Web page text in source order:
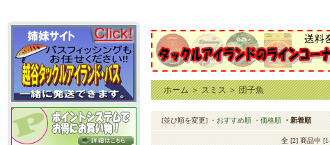
ホーム＞スミス＞団子魚
[並び順を変更] ・おすすめ順 ・価格順 ・新着順
全 [2] 商品中